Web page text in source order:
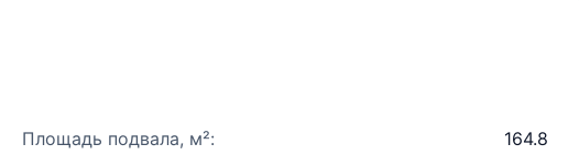
Площадь подвала, м²: 164.8